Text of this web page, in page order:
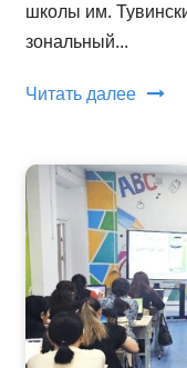
школы им.
зональный...
Читать далее